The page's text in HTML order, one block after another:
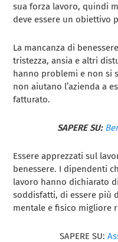
sua forza lavoro, quindi
deve essere un obiettivo
La mancanza di
tristezza, ansia e altri
hanno problemi e non si
non aiutano l’azienda a
fatturato.
SAPERE SU:
Essere apprezzati sul
benessere. I dipendenti
lavoro hanno dichiarato
soddisfatti, di essere più
mentale e fisico migliore
SAPERE SU: